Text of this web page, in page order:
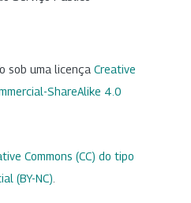
sob uma licença Creative
ShareAlike 4.0
Commons (CC) do tipo
(BY-NC)